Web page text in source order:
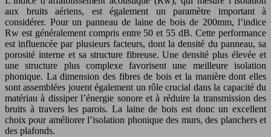
aux bruits aériens, est également un paramètre important à
considérer. Pour un panneau de laine de bois de 200mm, l’indice
Rw est généralement compris entre 50 et 55 dB. Cette performance
est influencée par plusieurs facteurs, dont la densité du panneau, sa
porosité interne et sa structure fibreuse. Une densité plus élevée et
une structure plus complexe favorisent une meilleure isolation
phonique. La dimension des fibres de bois et la manière dont elles
sont assemblées jouent également un rôle crucial dans la capacité du
matériau à dissiper l’énergie sonore et à réduire la transmission des
bruits à travers les parois. La laine de bois est donc un excellent
choix pour améliorer l’isolation phonique des murs, des planchers et
des plafonds.